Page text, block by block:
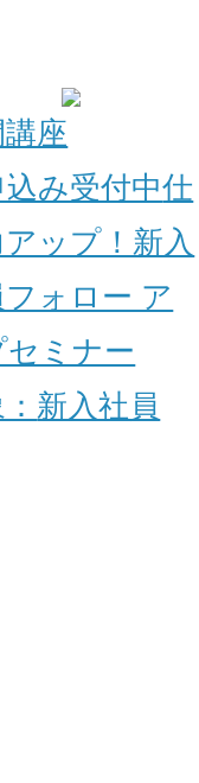
座
込み受付中仕
ップ！新入
ォロー ア
セミナー
新入社員